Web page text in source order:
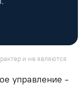
и не являются
управление -